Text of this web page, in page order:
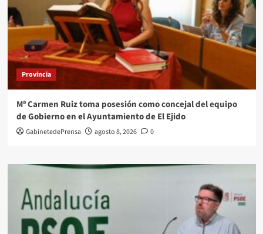
Provincia
Mª Carmen Ruiz toma posesión como concejal del equipo
de Gobierno en el Ayuntamiento de El Ejido
GabinetedePrensa agosto 8, 2026 0